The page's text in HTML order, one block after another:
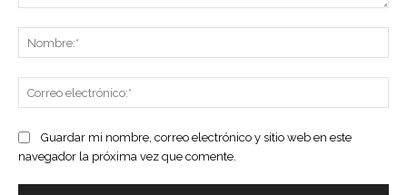
Guardar mi nombre, correo electrónico y sitio web en este
navegador la próxima vez que comente.